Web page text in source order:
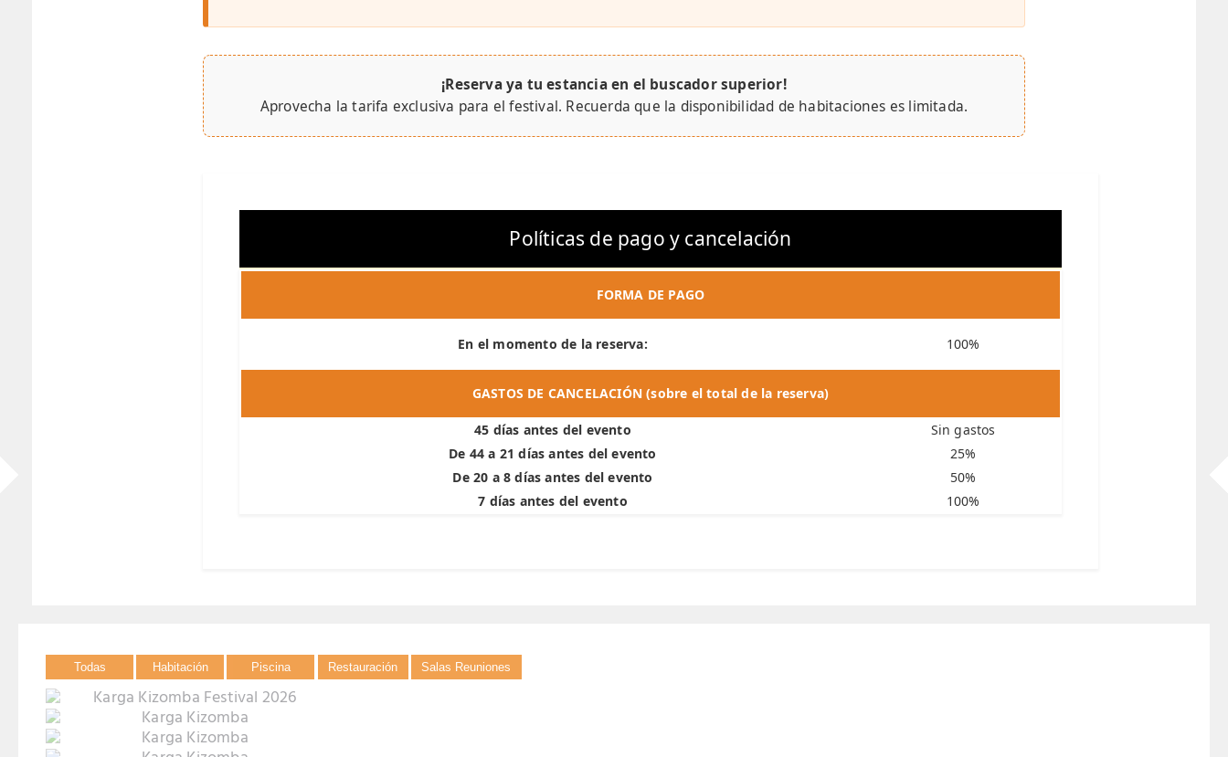
¡Reserva ya tu estancia en el buscador superior!
Aprovecha la tarifa exclusiva para el festival. Recuerda que la disponibilidad de habitaciones es limitada.
Políticas de pago y cancelación
FORMA DE PAGO
En el momento de la reserva: 100%
GASTOS DE CANCELACIÓN (sobre el total de la reserva)
45 días antes del evento
Sin gastos
De 44 a 21 días antes del evento
25%
De 20 a 8 días antes del evento
50%
7 días antes del evento
100%
Todas Habitación Piscina Restauración Salas Reuniones